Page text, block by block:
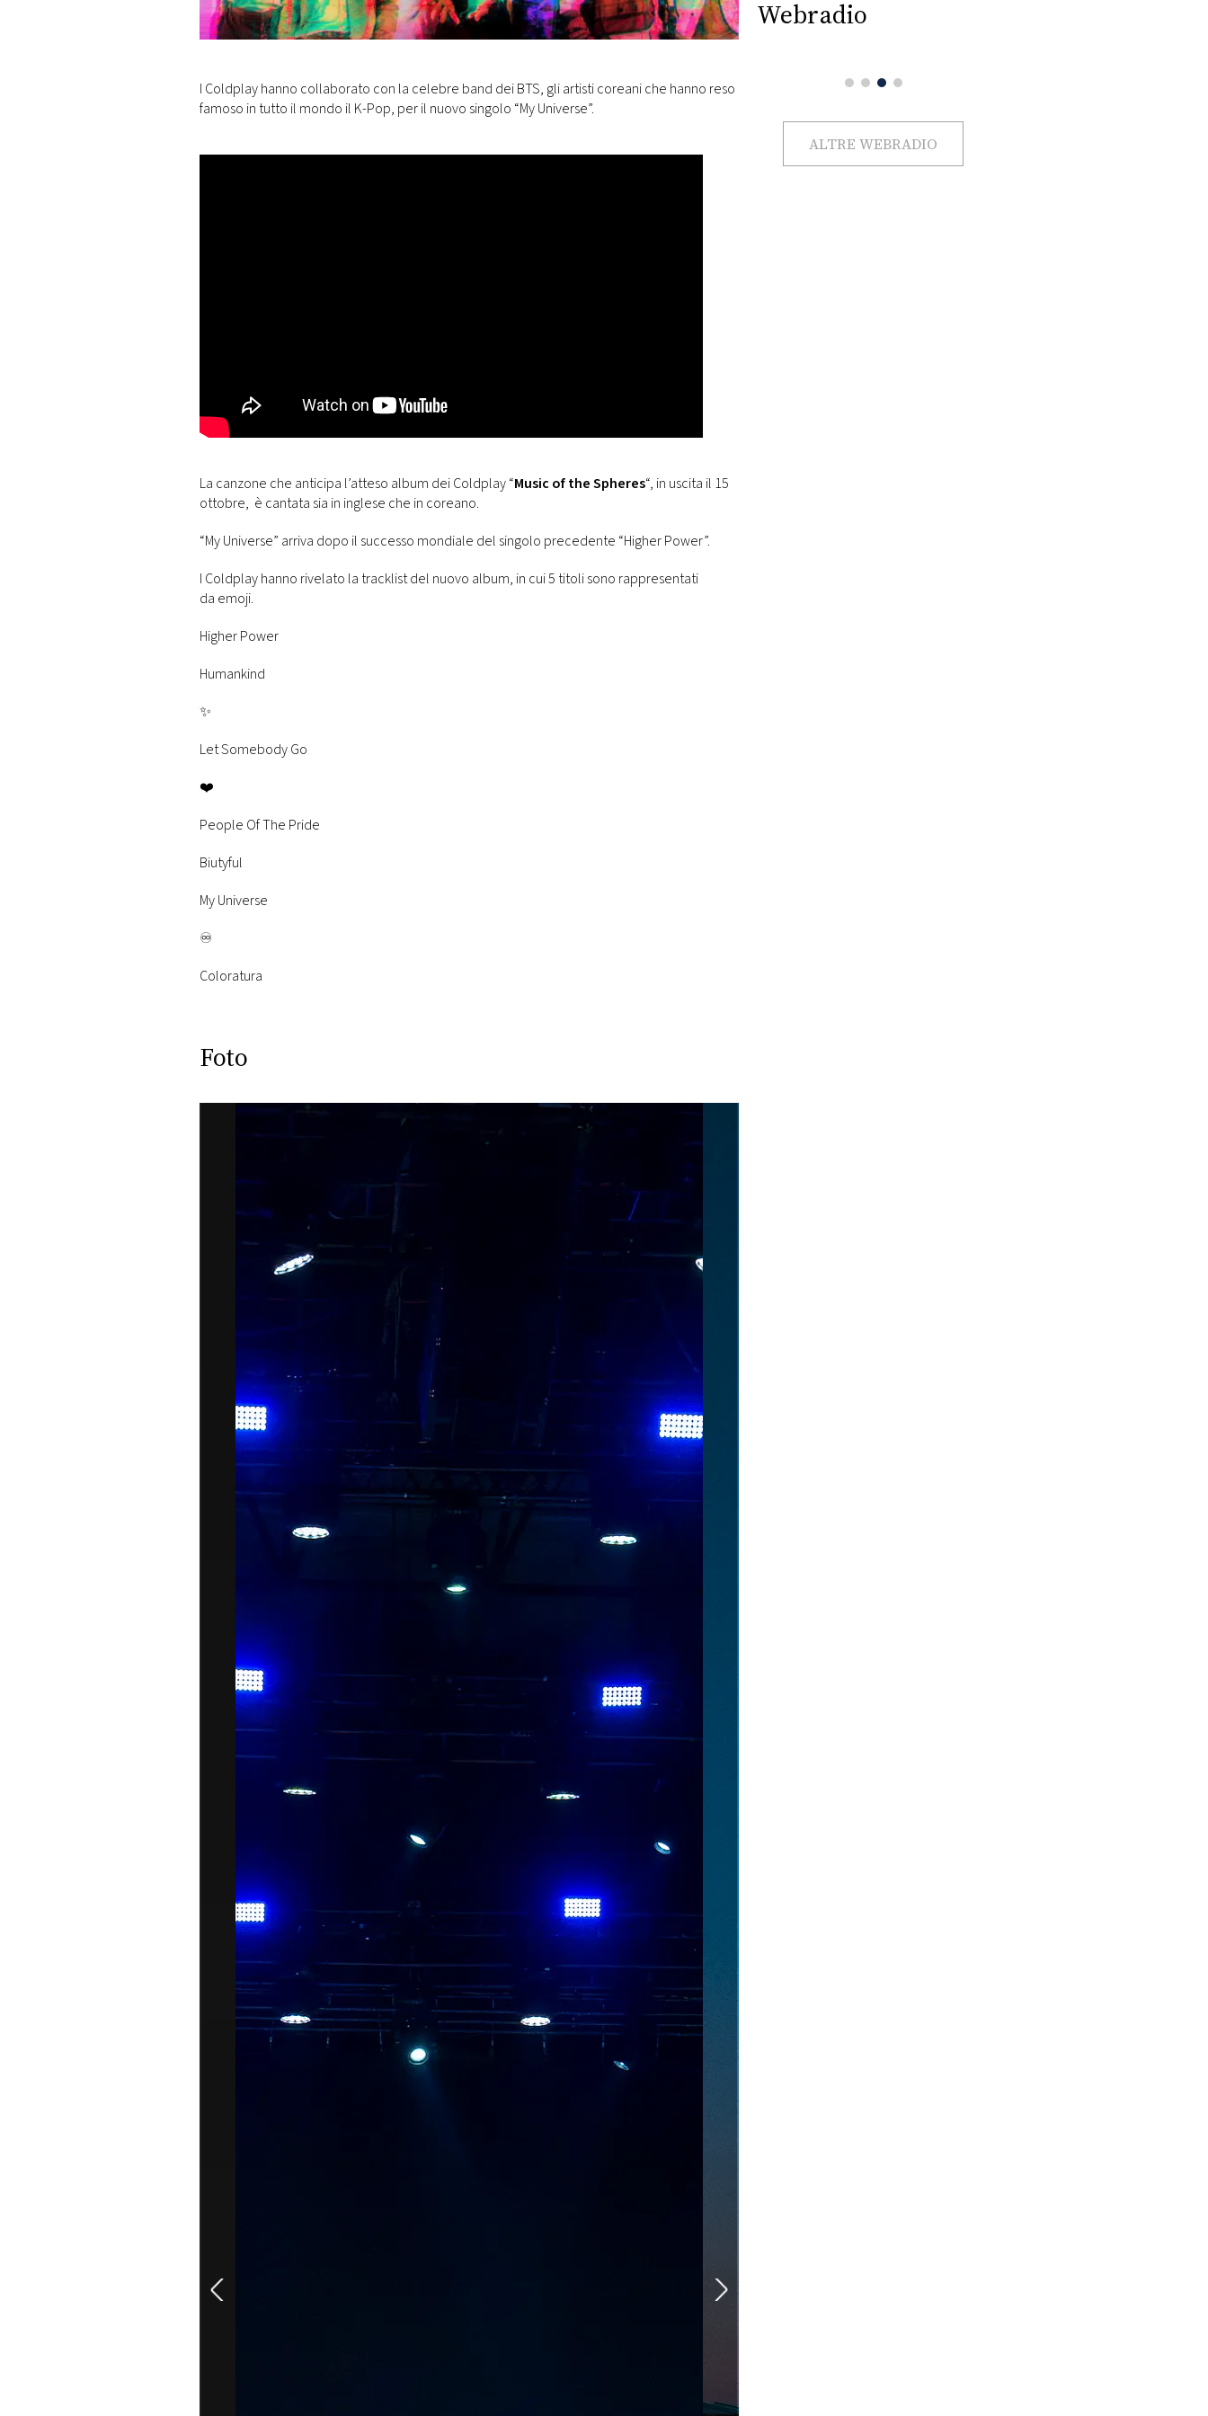
DI
MONACO
RMC
CONSIGLIA
I Coldplay hanno collaborato con la celebre band dei BTS, gli artisti coreani che hanno reso
famoso in tutto il mondo il K-Pop, per il nuovo singolo “My Universe”.
La canzone che anticipa l’atteso album dei Coldplay “Music of the Spheres“, in uscita il 15
ottobre, è cantata sia in inglese che in coreano.
“My Universe” arriva dopo il successo mondiale del singolo precedente “Higher Power”.
I Coldplay hanno rivelato la tracklist del nuovo album, in cui 5 titoli sono rappresentati
da emoji.
Higher Power
Humankind
✨
Let Somebody Go
❤️
People Of The Pride
Biutyful
My Universe
♾️
Coloratura
Foto
Webradio
ALTRE WEBRADIO